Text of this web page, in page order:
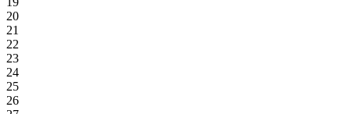
20
21
22
23
24
25
26